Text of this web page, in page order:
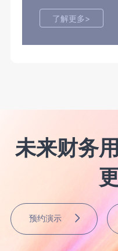
了解更多>
未来财务
预约演示